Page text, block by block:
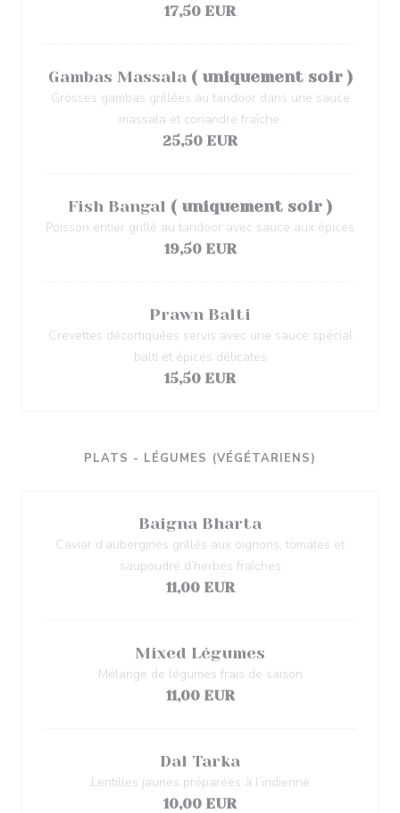
17,50 EUR
Gambas Massala ( uniquement soir )
Grosses gambas grillées au tandoor dans une sauce
massala et coriandre fraîche.
25,50 EUR
Fish Bangal ( uniquement soir )
Poisson entier grillé au tandoor avec sauce aux épices
19,50 EUR
Prawn Balti
Crevettes décortiquées servis avec une sauce spécial
balti et épices délicates
15,50 EUR
PLATS - LÉGUMES (VÉGÉTARIENS)
Baigna Bharta
Caviar d’aubergines grillés aux oignons, tomates et
saupoudré d’herbes fraîches
11,00 EUR
Mixed Légumes
Mélange de légumes frais de saison
11,00 EUR
Dal Tarka
Lentilles jaunes préparées à l’indienne
10,00 EUR